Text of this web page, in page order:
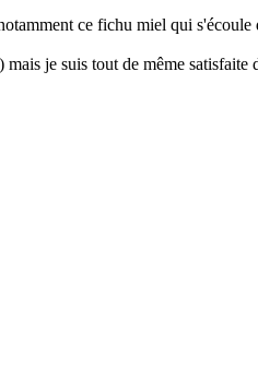
ce fichu miel qui
je suis tout de même satisfaite